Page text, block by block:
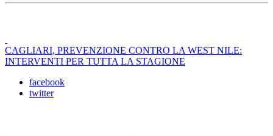
CAGLIARI, PREVENZIONE CONTRO LA WEST NILE:
INTERVENTI PER TUTTA LA STAGIONE
facebook
twitter